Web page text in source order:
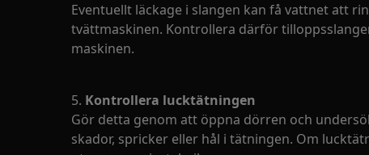
Eventuellt läckage i slangen kan få vattnet att
tvättmaskinen. Kontrollera därför
maskinen.
5. Kontrollera lucktätningen
Gör detta genom att öppna dörren och
skador, spricker eller hål i tätningen. Om